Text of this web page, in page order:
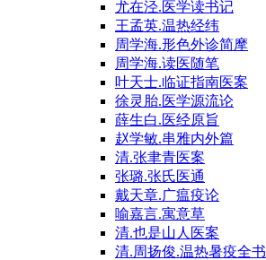
尤在泾.医学读书记
王孟英.温热经纬
周学海.形色外诊简摩
周学海.读医随笔
叶天士.临证指南医案
徐灵胎.医学源流论
薛生白.医经原旨
赵学敏.串雅内外篇
清.张聿青医案
张璐.张氏医通
戴天章.广瘟疫论
喻嘉言.寓意草
清.也是山人医案
清.周扬俊.温热暑疫全书